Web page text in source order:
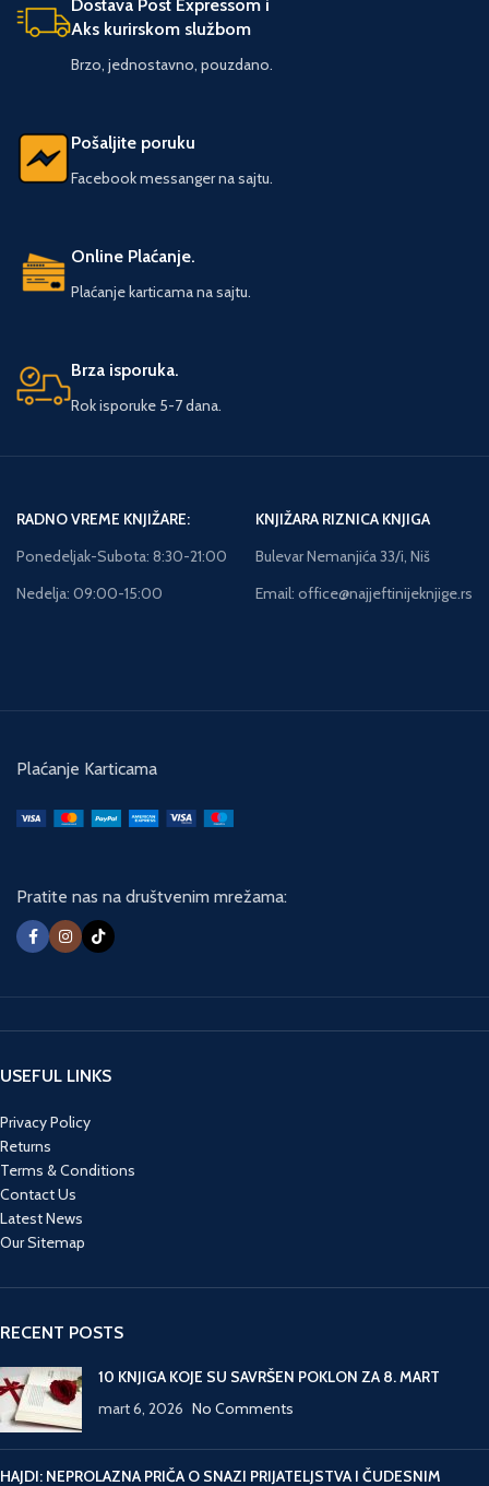
sposobnosti, detektivske veštine,
moćne spravice i vozila. U večitoj
borbi protiv zla pridružiće im se i
Lige pravednika… Uživajte! Broj
strana: 42 Format: 20 × 27 Povez:
sposobnosti, detektivske veštine,
Dostava Post Expressom i
Aks kurirskom službom
Brzo, jednostavno, pouzdano.
Pošaljite poruku
Facebook messanger na sajtu.
Online Plaćanje.
Plaćanje karticama na sajtu.
Brza isporuka.
Rok isporuke 5-7 dana.
RADNO VREME KNJIŽARE:
Ponedeljak-Subota: 8:30-21:00
Nedelja: 09:00-15:00
KNJIŽARA RIZNICA KNJIGA
Bulevar Nemanjića 33/i, Niš
Email: office@najjeftinijeknjige.rs
Plaćanje Karticama
Pratite nas na društvenim mrežama:
USEFUL LINKS
Privacy Policy
Returns
Terms & Conditions
Contact Us
Latest News
Our Sitemap
RECENT POSTS
10 KNJIGA KOJE SU SAVRŠEN POKLON ZA 8. MART
mart 6, 2026 No Comments
HAJDI: NEPROLAZNA PRIČA O SNAZI PRIJATELJSTVA I ČUDESNIM